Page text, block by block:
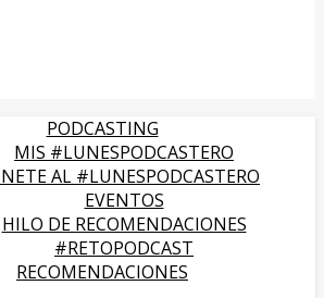
PODCASTING
MIS #LUNESPODCASTERO
AL #LUNESPODCASTERO
EVENTOS
HILO DE RECOMENDACIONES
#RETOPODCAST
RECOMENDACIONES